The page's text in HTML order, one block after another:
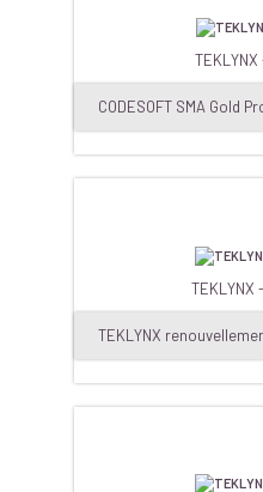
TEKLYNX
CODESOFT SMA Gold
TEKLYNX -
TEKLYNX